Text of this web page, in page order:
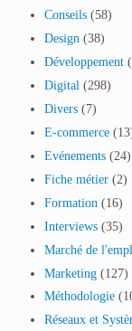
Conseils (58)
Design (38)
Développement
Digital (298)
Divers (7)
E-commerce
Evénements (24)
Fiche métier (2)
Formation (16)
Interviews (35)
Marché de
Marketing (127)
Méthodologie
Réseaux et